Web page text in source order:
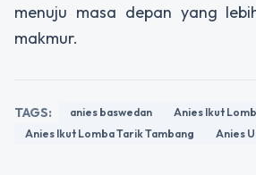
menuju masa depan yang
makmur.
TAGS: anies baswedan
Anies Ikut
Anies Ikut Lomba Tarik Tambang
Anies